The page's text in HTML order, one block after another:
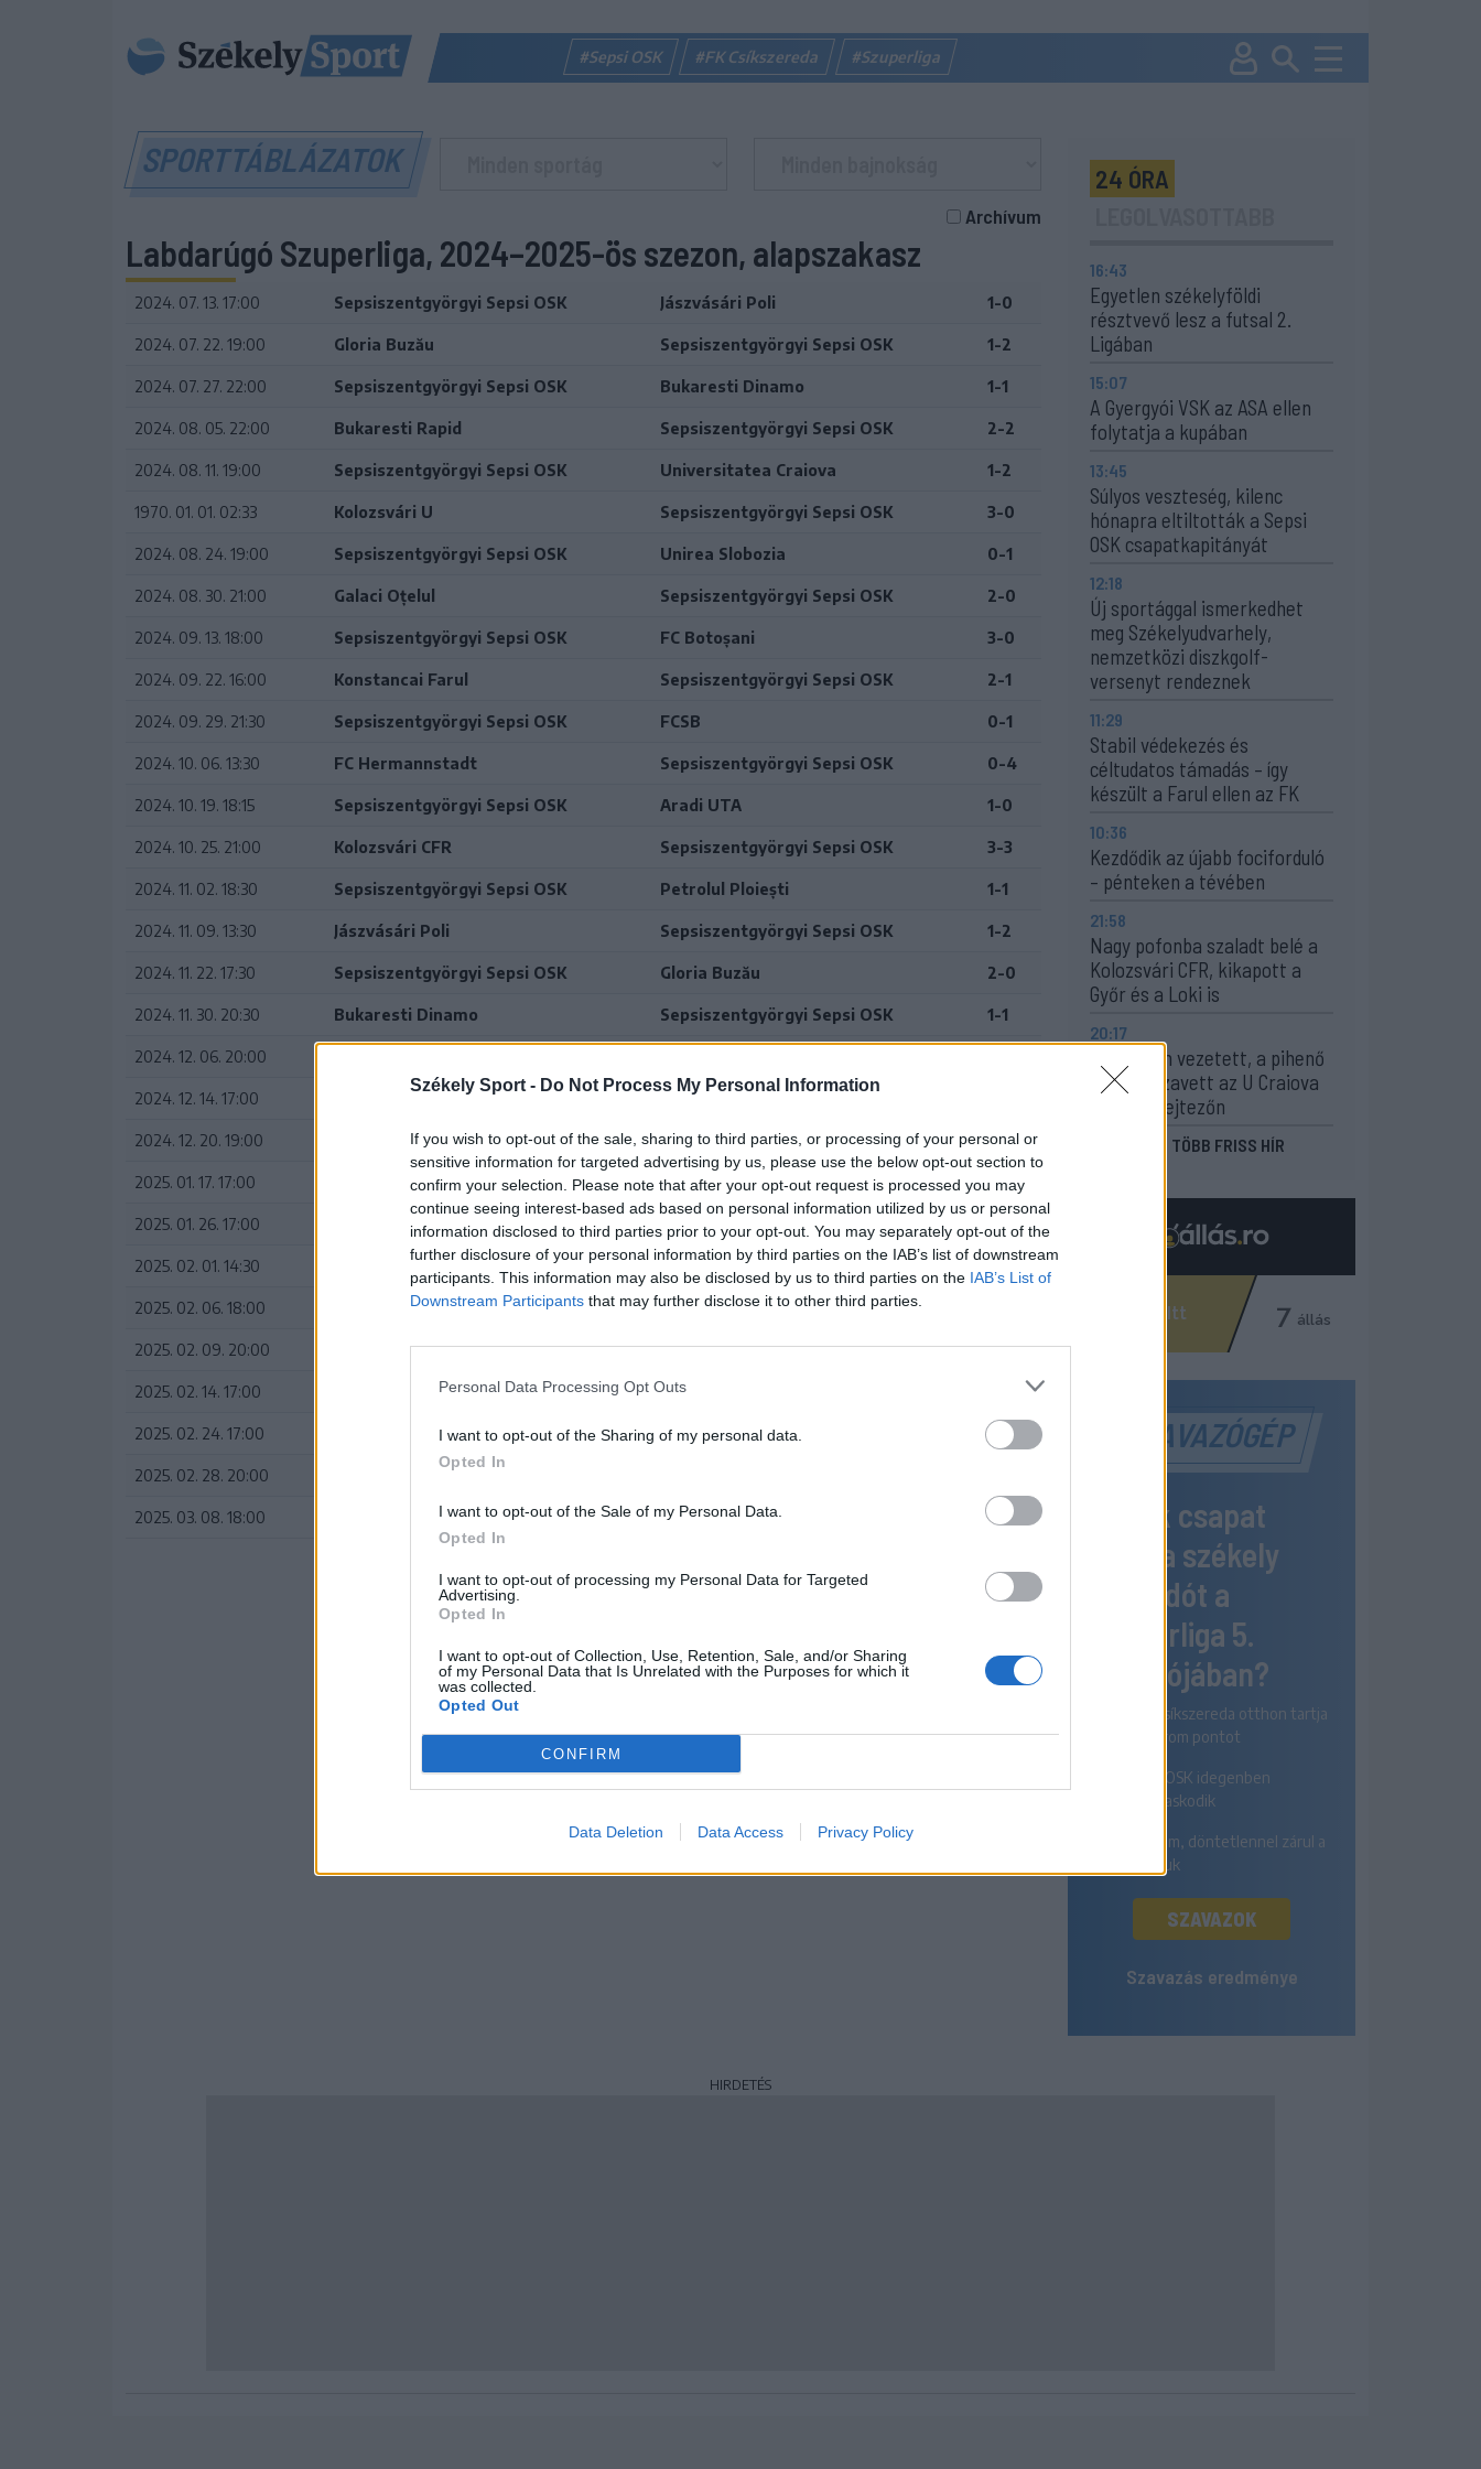
Székely Sport - Do Not Process My Personal Information
If you wish to opt-out of the sale, sharing to third parties, or processing of your personal or
sensitive information for targeted advertising by us, please use the below opt-out section to
confirm your selection. Please note that after your opt-out request is processed you may
continue seeing interest-based ads based on personal information utilized by us or personal
information disclosed to third parties prior to your opt-out. You may separately opt-out of the
further disclosure of your personal information by third parties on the IAB’s list of downstream
participants. This information may also be disclosed by us to third parties on the IAB’s List of
Downstream Participants that may further disclose it to other third parties.
Personal Data Processing Opt Outs
I want to opt-out of the Sharing of my personal data.
Opted In
I want to opt-out of the Sale of my Personal Data.
Opted In
I want to opt-out of processing my Personal Data for Targeted
Advertising.
Opted In
I want to opt-out of Collection, Use, Retention, Sale, and/or Sharing
of my Personal Data that Is Unrelated with the Purposes for which it
was collected.
Opted Out
CONFIRM
Data Deletion Data Access Privacy Policy
#Sepsi OSK #FK Csíkszereda #Szuperliga
SPORTTÁBLÁZATOK
Archívum
Labdarúgó Szuperliga, 2024–2025-ös szezon, alapszakasz
2024. 07. 13. 17:00 Sepsiszentgyörgyi Sepsi OSK Jászvásári Poli 1-0
2024. 07. 22. 19:00 Gloria Buzău Sepsiszentgyörgyi Sepsi OSK 1-2
2024. 07. 27. 22:00 Sepsiszentgyörgyi Sepsi OSK Bukaresti Dinamo 1-1
2024. 08. 05. 22:00 Bukaresti Rapid Sepsiszentgyörgyi Sepsi OSK 2-2
2024. 08. 11. 19:00 Sepsiszentgyörgyi Sepsi OSK Universitatea Craiova 1-2
1970. 01. 01. 02:33 Kolozsvári U Sepsiszentgyörgyi Sepsi OSK 3-0
2024. 08. 24. 19:00 Sepsiszentgyörgyi Sepsi OSK Unirea Slobozia 0-1
2024. 08. 30. 21:00 Galaci Oțelul Sepsiszentgyörgyi Sepsi OSK 2-0
2024. 09. 13. 18:00 Sepsiszentgyörgyi Sepsi OSK FC Botoșani 3-0
2024. 09. 22. 16:00 Konstancai Farul Sepsiszentgyörgyi Sepsi OSK 2-1
2024. 09. 29. 21:30 Sepsiszentgyörgyi Sepsi OSK FCSB 0-1
2024. 10. 06. 13:30 FC Hermannstadt Sepsiszentgyörgyi Sepsi OSK 0-4
2024. 10. 19. 18:15 Sepsiszentgyörgyi Sepsi OSK Aradi UTA 1-0
2024. 10. 25. 21:00 Kolozsvári CFR Sepsiszentgyörgyi Sepsi OSK 3-3
2024. 11. 02. 18:30 Sepsiszentgyörgyi Sepsi OSK Petrolul Ploiești 1-1
2024. 11. 09. 13:30 Jászvásári Poli Sepsiszentgyörgyi Sepsi OSK 1-2
2024. 11. 22. 17:30 Sepsiszentgyörgyi Sepsi OSK Gloria Buzău 2-0
2024. 11. 30. 20:30 Bukaresti Dinamo Sepsiszentgyörgyi Sepsi OSK 1-1
2024. 12. 06. 20:00
2024. 12. 14. 17:00 Universitatea Craiova Sepsiszentgyörgyi Sepsi OSK
2024. 12. 20. 19:00 Sepsiszentgyörgyi Sepsi OSK Kolozsvári U 0-0
2025. 01. 17. 17:00 Unirea Slobozia Sepsiszentgyörgyi Sepsi OSK 3-2
2025. 01. 26. 17:00 Sepsiszentgyörgyi Sepsi OSK Galaci Oțelul 2-0
2025. 02. 01. 14:30 FC Botoșani Sepsiszentgyörgyi Sepsi OSK 0-0
2025. 02. 06. 18:00 Sepsiszentgyörgyi Sepsi OSK Konstancai Farul
2025. 02. 09. 20:00 Sepsiszentgyörgyi Sepsi OSK 3-0
2025. 02. 14. 17:00 Sepsiszentgyörgyi Sepsi OSK FC Hermannstadt
2025. 02. 24. 17:00 Sepsiszentgyörgyi Sepsi OSK 1-2
2025. 02. 28. 20:00 Sepsiszentgyörgyi Sepsi OSK
2025. 03. 08. 18:00 Petrolul Ploiești Sepsiszentgyörgyi Sepsi OSK 1-0
24 ÓRA
16:43
Egyetlen székelyföldi
résztvevő lesz a futsal 2.
Ligában
15:07
A Gyergyói VSK az ASA ellen
folytatja a kupában
13:45
Súlyos veszteség, kilenc
hónapra eltiltották a Sepsi
OSK csapatkapitányát
12:18
Új sportággal ismerkedhet
meg Székelyudvarhely,
nemzetközi diszkgolf-
versenyt rendeznek
11:29
Stabil védekezés és
céltudatos támadás – így
készült a Farul ellen az FK
10:36
Kezdődik az újabb fociforduló
– pénteken a tévében
21:58
Nagy pofonba szaladt belé a
Kolozsvári CFR, kikapott a
Győr és a Loki is
20:17
Idegenben vezetett, a pihenő
után visszavett az U Craiova
az EL-selejtezőn
MÉG TÖBB FRISS HÍR
SZAVAZÓGÉP
Melyik csapat
nyeri a székely
rangadót a
Szuperliga 5.
fordulójában?
Az FK Csíkszereda otthon tartja
mindhárom pontot
A Sepsi OSK idegenben
diadalmaskodik
Egyik sem, döntetlennel zárul a
párharcuk
SZAVAZOK
Szavazás eredménye
HIRDETÉS